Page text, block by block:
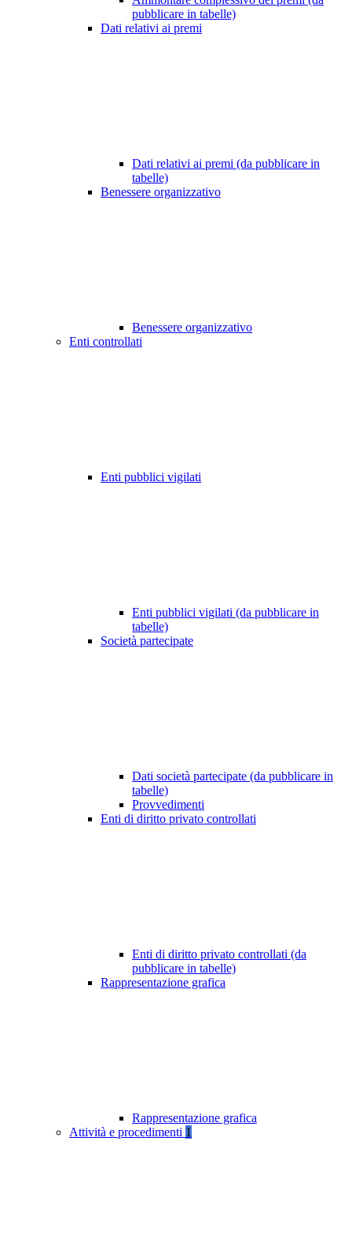
pubblicare in tabelle)
Dati relativi ai premi
Dati relativi ai premi (da pubblicare in
tabelle)
Benessere organizzativo
Benessere organizzativo
Enti controllati
Enti pubblici vigilati
Enti pubblici vigilati (da pubblicare in
tabelle)
Società partecipate
Dati società partecipate (da pubblicare in
tabelle)
Provvedimenti
Enti di diritto privato controllati
Enti di diritto privato controllati (da
pubblicare in tabelle)
Rappresentazione grafica
Rappresentazione grafica
Attività e procedimenti 1